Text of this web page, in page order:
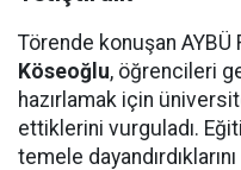
Törende konuşan AYBÜ
Köseoğlu, öğrencileri
hazırlamak için
ettiklerini vurguladı.
temele